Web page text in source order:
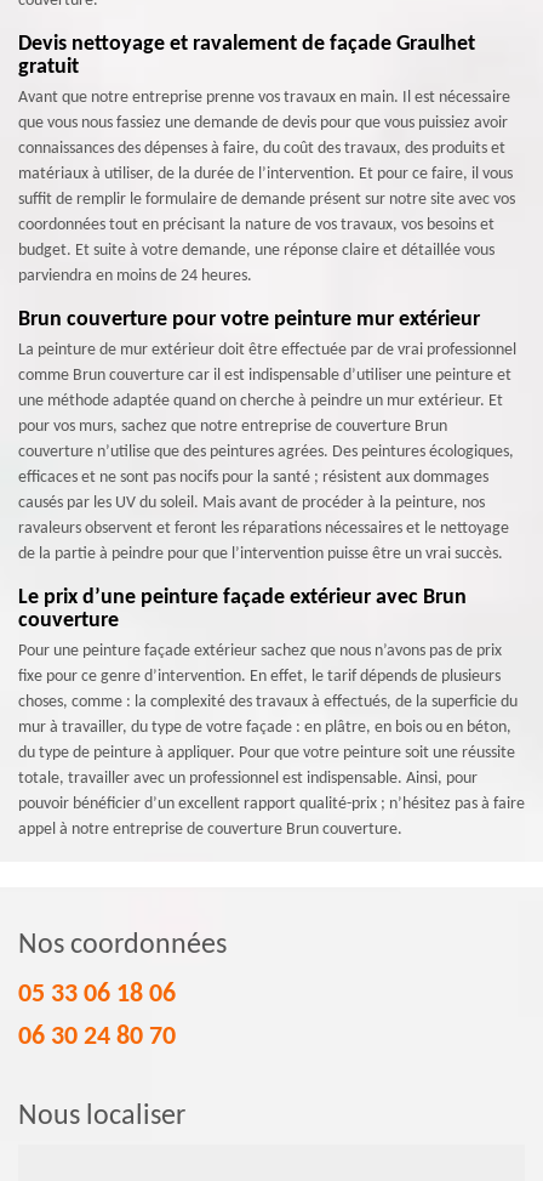
Devis nettoyage et ravalement de façade Graulhet
gratuit
Avant que notre entreprise prenne vos travaux en main. Il est nécessaire
que vous nous fassiez une demande de devis pour que vous puissiez avoir
connaissances des dépenses à faire, du coût des travaux, des produits et
matériaux à utiliser, de la durée de l’intervention. Et pour ce faire, il vous
suffit de remplir le formulaire de demande présent sur notre site avec vos
coordonnées tout en précisant la nature de vos travaux, vos besoins et
budget. Et suite à votre demande, une réponse claire et détaillée vous
parviendra en moins de 24 heures.
Brun couverture pour votre peinture mur extérieur
La peinture de mur extérieur doit être effectuée par de vrai professionnel
comme Brun couverture car il est indispensable d’utiliser une peinture et
une méthode adaptée quand on cherche à peindre un mur extérieur. Et
pour vos murs, sachez que notre entreprise de couverture Brun
couverture n’utilise que des peintures agrées. Des peintures écologiques,
efficaces et ne sont pas nocifs pour la santé ; résistent aux dommages
causés par les UV du soleil. Mais avant de procéder à la peinture, nos
ravaleurs observent et feront les réparations nécessaires et le nettoyage
de la partie à peindre pour que l’intervention puisse être un vrai succès.
Le prix d’une peinture façade extérieur avec Brun
couverture
Pour une peinture façade extérieur sachez que nous n’avons pas de prix
fixe pour ce genre d’intervention. En effet, le tarif dépends de plusieurs
choses, comme : la complexité des travaux à effectués, de la superficie du
mur à travailler, du type de votre façade : en plâtre, en bois ou en béton,
du type de peinture à appliquer. Pour que votre peinture soit une réussite
totale, travailler avec un professionnel est indispensable. Ainsi, pour
pouvoir bénéficier d’un excellent rapport qualité-prix ; n’hésitez pas à faire
appel à notre entreprise de couverture Brun couverture.
Nos coordonnées
05 33 06 18 06
06 30 24 80 70
Nous localiser